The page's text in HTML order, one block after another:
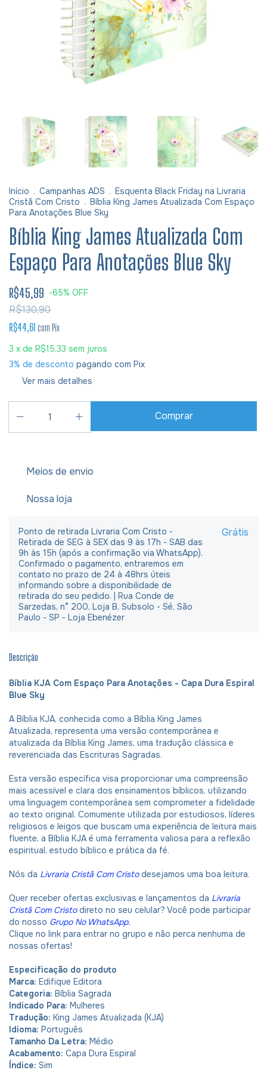
Início . Campanhas ADS . Esquenta Black Friday na Livraria
Cristã Com Cristo . Bíblia King James Atualizada Com Espaço
Para Anotações Blue Sky
Bíblia King James Atualizada Com
Espaço Para Anotações Blue Sky
R$45,99 -65% OFF
R$130,90
R$44,61 com Pix
3 x de R$15,33 sem juros
3% de desconto pagando com Pix
Ver mais detalhes
Meios de envio
Nossa loja
Ponto de retirada Livraria Com Cristo -
Retirada de SEG à SEX das 9 às 17h - SAB das
9h às 15h (após a confirmação via WhatsApp).
Confirmado o pagamento, entraremos em
contato no prazo de 24 à 48hrs úteis
informando sobre a disponibilidade de
retirada do seu pedido. | Rua Conde de
Sarzedas, n° 200, Loja B, Subsolo - Sé, São
Paulo - SP - Loja Ebenézer
Grátis
Descrição
Bíblia KJA Com Espaço Para Anotações - Capa Dura Espiral
Blue Sky
A Bíblia KJA, conhecida como a Bíblia King James
Atualizada, representa uma versão contemporânea e
atualizada da Bíblia King James, uma tradução clássica e
reverenciada das Escrituras Sagradas.
Esta versão específica visa proporcionar uma compreensão
mais acessível e clara dos ensinamentos bíblicos, utilizando
uma linguagem contemporânea sem comprometer a fidelidade
ao texto original. Comumente utilizada por estudiosos, líderes
religiosos e leigos que buscam uma experiência de leitura mais
fluente, a Bíblia KJA é uma ferramenta valiosa para a reflexão
espiritual, estudo bíblico e prática da fé.
Nós da Livraria Cristã Com Cristo desejamos uma boa leitura.
Quer receber ofertas exclusivas e lançamentos da Livraria
Cristã Com Cristodireto no seu celular? Você pode participar
do nosso Grupo No WhatsApp.
Clique no link para entrar no grupo e não perca nenhuma de
nossas ofertas!
Especificação do produto
Marca: Edifique Editora
Categoria: Bíblia Sagrada
Indicado Para: Mulheres
Tradução: King James Atualizada (KJA)
Idioma: Português
Tamanho Da Letra: Médio
Acabamento: Capa Dura Espiral
Índice: Sim